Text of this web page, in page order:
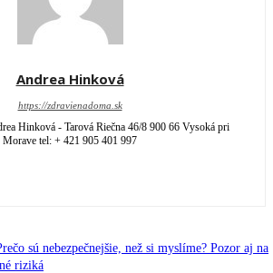
Andrea Hinková
https://zdravienadoma.sk
Hinková - Tarová Riečna 46/8 900 66 Vysoká pri
Morave tel: + 421 905 401 997
sú nebezpečnejšie, než si myslíme? Pozor aj na
riziká